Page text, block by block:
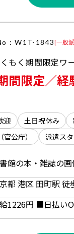
：W1T-1843[一般
間限定／
迎 土日祝休み
公庁）
派遣ス
都 港区 田町駅 徒